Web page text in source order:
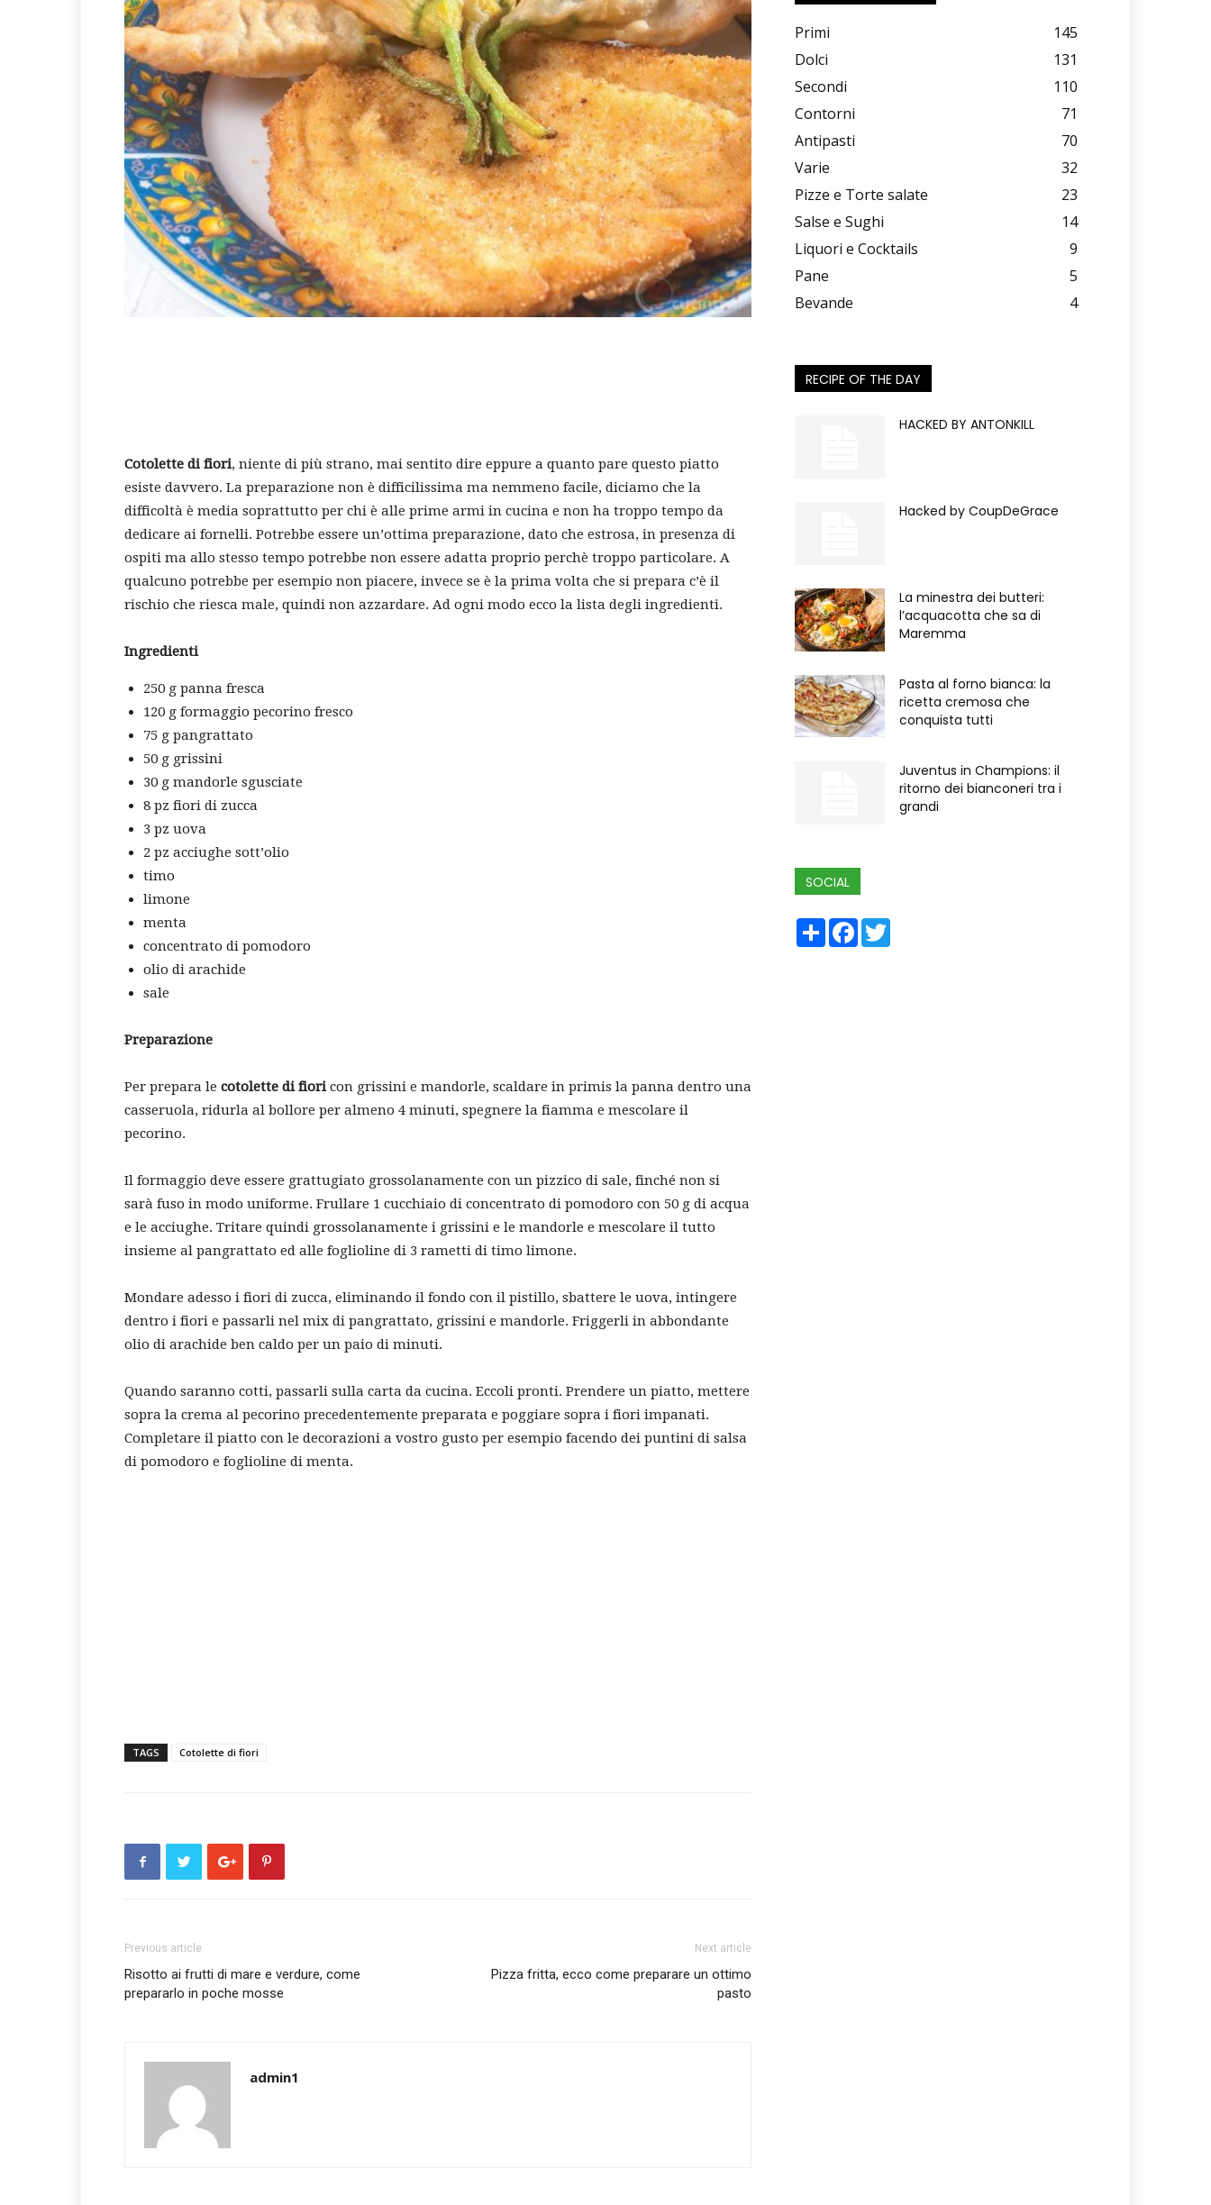
Zero
–
ON
Cotolette di fiori, niente di più strano, mai sentito dire eppure a quanto pare questo piatto
esiste davvero. La preparazione non è difficilissima ma nemmeno facile, diciamo che la
difficoltà è media soprattutto per chi è alle prime armi in cucina e non ha troppo tempo da
dedicare ai fornelli. Potrebbe essere un’ottima preparazione, dato che estrosa, in presenza di
ospiti ma allo stesso tempo potrebbe non essere adatta proprio perchè troppo particolare. A
qualcuno potrebbe per esempio non piacere, invece se è la prima volta che si prepara c’è il
rischio che riesca male, quindi non azzardare. Ad ogni modo ecco la lista degli ingredienti.
Ingredienti
250 g panna fresca
120 g formaggio pecorino fresco
75 g pangrattato
50 g grissini
30 g mandorle sgusciate
8 pz fiori di zucca
3 pz uova
2 pz acciughe sott’olio
timo
limone
menta
concentrato di pomodoro
olio di arachide
sale
Preparazione
Per prepara le cotolette di fioricon grissini e mandorle, scaldare in primis la panna dentro una
casseruola, ridurla al bollore per almeno 4 minuti, spegnere la fiamma e mescolare il
pecorino.
Il formaggio deve essere grattugiato grossolanamente con un pizzico di sale, finché non si
sarà fuso in modo uniforme. Frullare 1 cucchiaio di concentrato di pomodoro con 50 g di acqua
e le acciughe. Tritare quindi grossolanamente i grissini e le mandorle e mescolare il tutto
insieme al pangrattato ed alle foglioline di 3 rametti di timo limone.
Mondare adesso i fiori di zucca, eliminando il fondo con il pistillo, sbattere le uova, intingere
dentro i fiori e passarli nel mix di pangrattato, grissini e mandorle. Friggerli in abbondante
olio di arachide ben caldo per un paio di minuti.
Quando saranno cotti, passarli sulla carta da cucina. Eccoli pronti. Prendere un piatto, mettere
sopra la crema al pecorino precedentemente preparata e poggiare sopra i fiori impanati.
Completare il piatto con le decorazioni a vostro gusto per esempio facendo dei puntini di salsa
di pomodoro e foglioline di menta.
TAGS Cotolette di fiori
Previous article
Risotto ai frutti di mare e verdure, come
prepararlo in poche mosse
Next article
Pizza fritta, ecco come preparare un ottimo
pasto
admin1
Primi
145
Dolci
131
Secondi
110
Contorni
71
Antipasti
70
Varie
32
Pizze e Torte salate
23
Salse e Sughi
14
Liquori e Cocktails
9
Pane
5
Bevande
4
RECIPE OF THE DAY
HACKED BY ANTONKILL
Hacked by CoupDeGrace
La minestra dei butteri:
l’acquacotta che sa di
Maremma
Pasta al forno bianca: la
ricetta cremosa che
conquista tutti
Juventus in Champions: il
ritorno dei bianconeri tra i
grandi
SOCIAL
ShareFacebook